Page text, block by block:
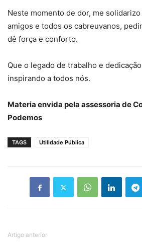
Neste momento de dor, me
amigos e todos os cabreuvanos,
dê força e conforto.
Que o legado de trabalho e
inspirando a todos nós.
Materia envida pela assessoria de
Podemos
TAGS Utilidade Pública
Artigo anterior